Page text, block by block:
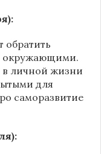
обратить
окружающими.
в личной жизни
для
саморазвитие